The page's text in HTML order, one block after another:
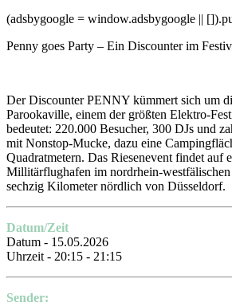
(adsbygoogle = window.adsbygoogle ||
Penny goes Party – Ein Discounter im
Der Discounter PENNY kümmert sich um
Parookaville, einem der größten Elektro-
bedeutet: 220.000 Besucher, 300 DJs und
mit Nonstop-Mucke, dazu eine
Quadratmetern. Das Riesenevent findet auf
Millitärflughafen im nordrhein-westfälischen
sechzig Kilometer nördlich von Düsseldorf.
Datum/Zeit
Datum - 15.05.2026
Uhrzeit - 20:15 - 21:15
Sender: